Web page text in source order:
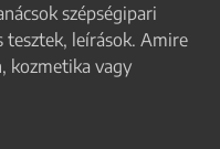
szépségipari
tesztek, leírások. Amire
kozmetika vagy